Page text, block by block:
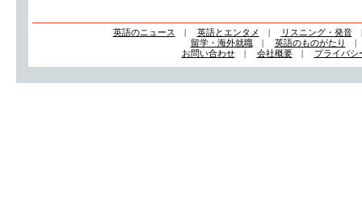
英語のニュース | 英語とエンタメ | リスニング・発音
留学・海外就職| 英語のものがたり
お問い合わせ| 会社概要| プライバシ